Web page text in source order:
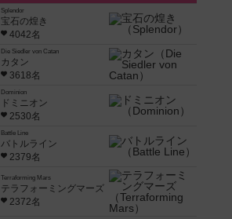
Splendor
宝石の煌き
4042名
Die Siedler von Catan
カタン
3618名
Dominion
ドミニオン
2530名
Battle Line
バトルライン
2379名
Terraforming Mars
テラフォーミングマーズ
2372名